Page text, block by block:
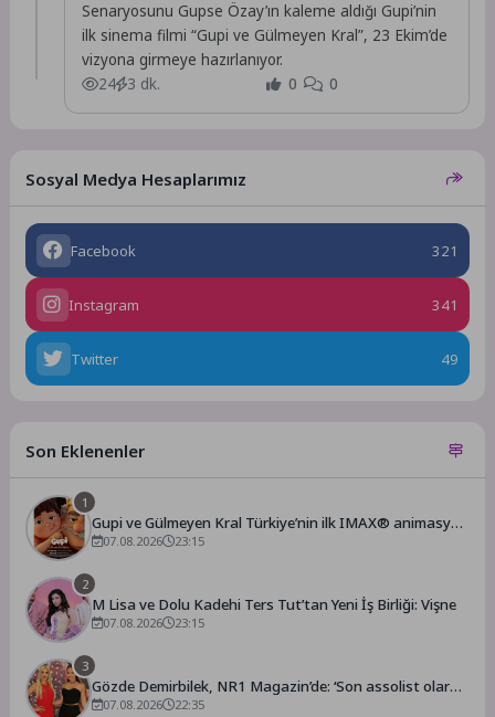
Senaryosunu Gupse Özay’ın kaleme aldığı Gupi’nin
ilk sinema filmi “Gupi ve Gülmeyen Kral”, 23 Ekim’de
vizyona girmeye hazırlanıyor.
24 3 dk. 0 0
Sosyal Medya Hesaplarımız
Facebook 321
Instagram 341
Twitter 49
Son Eklenenler
1
Gupi ve Gülmeyen Kral Türkiye’nin ilk IMAX® animasyon
filmi oluyor
07.08.2026 23:15
2
M Lisa ve Dolu Kadehi Ters Tut’tan Yeni İş Birliği: Vişne
07.08.2026 23:15
3
Gözde Demirbilek, NR1 Magazin’de: ‘Son assolist olarak
var olacağım!’
07.08.2026 22:35